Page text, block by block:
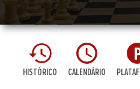
HISTÓRICO CALENDÁRIO